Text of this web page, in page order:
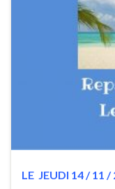
LE JEUDI 14 / 11 /